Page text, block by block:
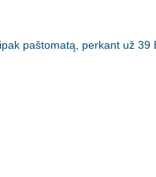
paštomatą, perkant už 39